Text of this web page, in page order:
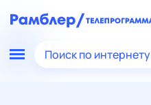
Поиск по интернету